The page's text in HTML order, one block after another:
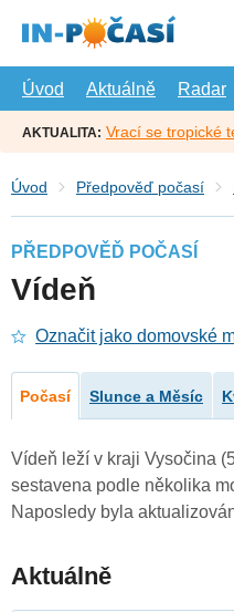
hlavní
Úvod
Aktuálně Radar
AKTUALITA: Vrací se tropické
Úvod Předpověď počasí
PŘEDPOVĚĎ POČASÍ
Vídeň
Označit jako domovské
Počasí Slunce a Měsíc
Vídeň leží v kraji Vysočina
sestavena podle několika
Naposledy byla
Aktuálně